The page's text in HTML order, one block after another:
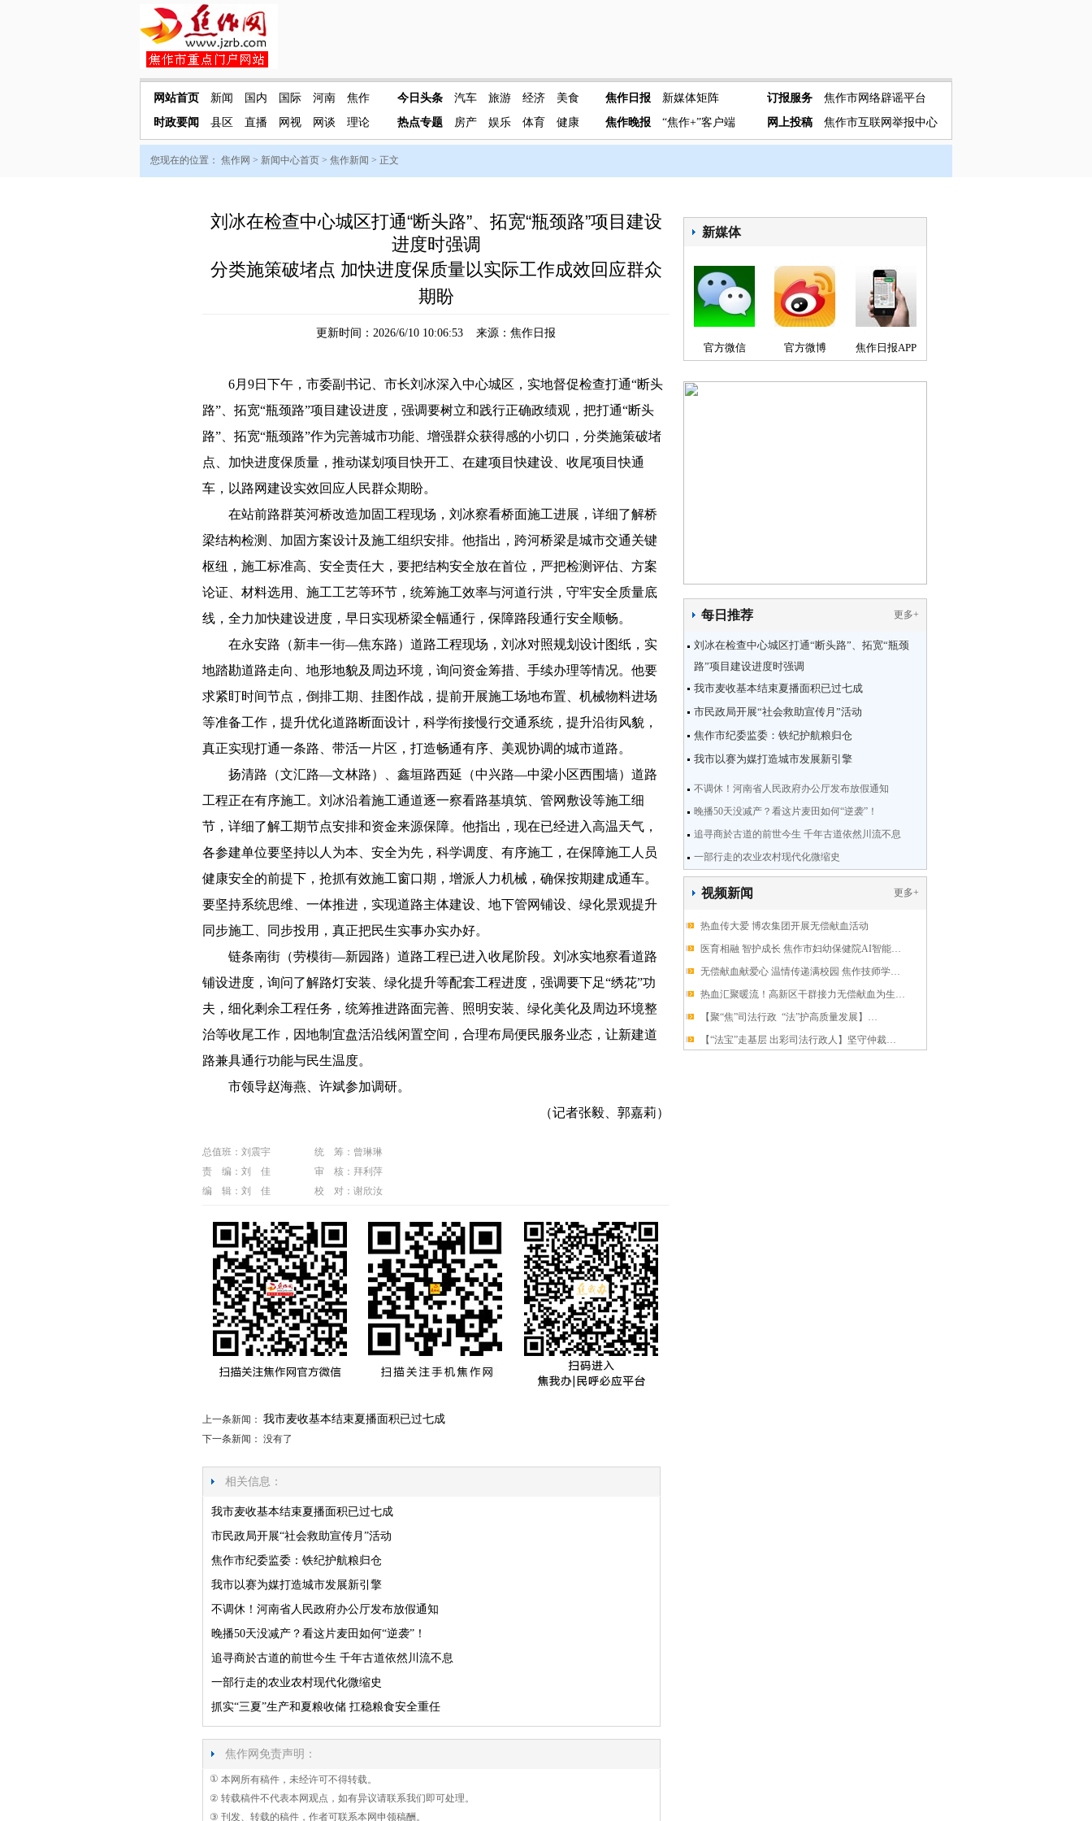
网站首页 新闻 国内 国际 河南
焦作
时政要闻
县区 直播 网视 网谈 理论
今日头条 汽车 旅游 经济
美食
热点专题
房产 娱乐 体育 健康
焦作日报
新媒体矩阵
焦作晚报
“焦作+”客户端
订报服务
焦作市网络辟谣平台
网上投稿
焦作市互联网举报中心
您现在的位置： 焦作网 > 新闻中心首页 > 焦作新闻 > 正文
新媒体
官方微信 官方微博 焦作日报APP
每日推荐 更多+
刘冰在检查中心城区打通“断头路”、拓宽“瓶颈
路”项目建设进度时强调
我市麦收基本结束夏播面积已过七成
市民政局开展“社会救助宣传月”活动
焦作市纪委监委：铁纪护航粮归仓
我市以赛为媒打造城市发展新引擎
不调休！河南省人民政府办公厅发布放假通知
晚播50天没减产？看这片麦田如何“逆袭”！
追寻商於古道的前世今生 千年古道依然川流不息
一部行走的农业农村现代化微缩史
视频新闻 更多+
热血传大爱 博农集团开展无偿献血活动
医育相融 智护成长 焦作市妇幼保健院AI智能…
无偿献血献爱心 温情传递满校园 焦作技师学…
热血汇聚暖流！高新区干群接力无偿献血为生…
【聚“焦”司法行政 “法”护高质量发展】…
【“法宝”走基层 出彩司法行政人】坚守仲裁…
刘冰在检查中心城区打通“断头路”、拓宽“瓶颈路”项目建设
进度时强调
分类施策破堵点 加快进度保质量以实际工作成效回应群众
期盼
更新时间：2026/6/10 10:06:53 来源：焦作日报
6月9日下午，市委副书记、市长刘冰深入中心城区，实地督促检查打通“断头
路”、拓宽“瓶颈路”项目建设进度，强调要树立和践行正确政绩观，把打通“断头
路”、拓宽“瓶颈路”作为完善城市功能、增强群众获得感的小切口，分类施策破堵
点、加快进度保质量，推动谋划项目快开工、在建项目快建设、收尾项目快通
车，以路网建设实效回应人民群众期盼。
在站前路群英河桥改造加固工程现场，刘冰察看桥面施工进展，详细了解桥
梁结构检测、加固方案设计及施工组织安排。他指出，跨河桥梁是城市交通关键
枢纽，施工标准高、安全责任大，要把结构安全放在首位，严把检测评估、方案
论证、材料选用、施工工艺等环节，统筹施工效率与河道行洪，守牢安全质量底
线，全力加快建设进度，早日实现桥梁全幅通行，保障路段通行安全顺畅。
在永安路（新丰一街—焦东路）道路工程现场，刘冰对照规划设计图纸，实
地踏勘道路走向、地形地貌及周边环境，询问资金筹措、手续办理等情况。他要
求紧盯时间节点，倒排工期、挂图作战，提前开展施工场地布置、机械物料进场
等准备工作，提升优化道路断面设计，科学衔接慢行交通系统，提升沿街风貌，
真正实现打通一条路、带活一片区，打造畅通有序、美观协调的城市道路。
扬清路（文汇路—文林路）、鑫垣路西延（中兴路—中梁小区西围墙）道路
工程正在有序施工。刘冰沿着施工通道逐一察看路基填筑、管网敷设等施工细
节，详细了解工期节点安排和资金来源保障。他指出，现在已经进入高温天气，
各参建单位要坚持以人为本、安全为先，科学调度、有序施工，在保障施工人员
健康安全的前提下，抢抓有效施工窗口期，增派人力机械，确保按期建成通车。
要坚持系统思维、一体推进，实现道路主体建设、地下管网铺设、绿化景观提升
同步施工、同步投用，真正把民生实事办实办好。
链条南街（劳模街—新园路）道路工程已进入收尾阶段。刘冰实地察看道路
铺设进度，询问了解路灯安装、绿化提升等配套工程进度，强调要下足“绣花”功
夫，细化剩余工程任务，统筹推进路面完善、照明安装、绿化美化及周边环境整
治等收尾工作，因地制宜盘活沿线闲置空间，合理布局便民服务业态，让新建道
路兼具通行功能与民生温度。
市领导赵海燕、许斌参加调研。
（记者张毅、郭嘉莉）
总值班：刘震宇
统 筹：曾琳琳
责 编：刘 佳
审 核：拜利萍
编 辑：刘 佳
校 对：谢欣汝
上一条新闻：我市麦收基本结束夏播面积已过七成
下一条新闻： 没有了
相关信息：
我市麦收基本结束夏播面积已过七成
市民政局开展“社会救助宣传月”活动
焦作市纪委监委：铁纪护航粮归仓
我市以赛为媒打造城市发展新引擎
不调休！河南省人民政府办公厅发布放假通知
晚播50天没减产？看这片麦田如何“逆袭”！
追寻商於古道的前世今生 千年古道依然川流不息
一部行走的农业农村现代化微缩史
抓实“三夏”生产和夏粮收储 扛稳粮食安全重任
焦作网免责声明：
① 本网所有稿件，未经许可不得转载。
② 转载稿件不代表本网观点，如有异议请联系我们即可处理。
③ 刊发、转载的稿件，作者可联系本网申领稿酬。